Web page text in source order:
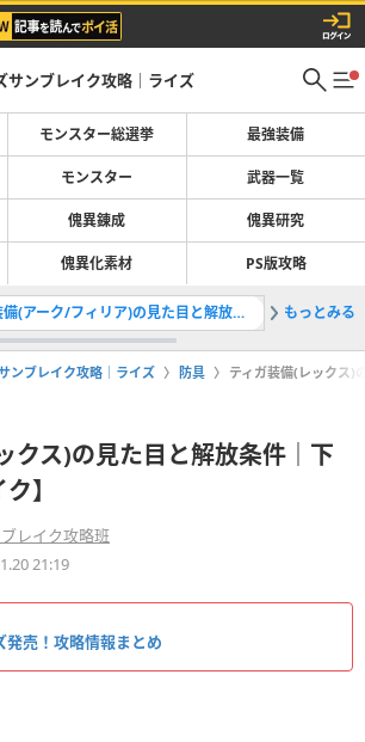
サンブレイク攻略｜ライズ
モンスター総選挙 最強装備
モンスター 武器一覧
傀異錬成 傀異研究
傀異化素材 PS版攻略
シャガルマガラ装備(アーク/フィリア)の見た目と解放条件｜マスターランク 2双剣の
もっとみる
ンブレイク攻略｜ライズ 防具 ティガ装備(レックス)
クス)の見た目と解放条件｜下
】
レイク攻略班
21:19
発売！攻略情報まとめ